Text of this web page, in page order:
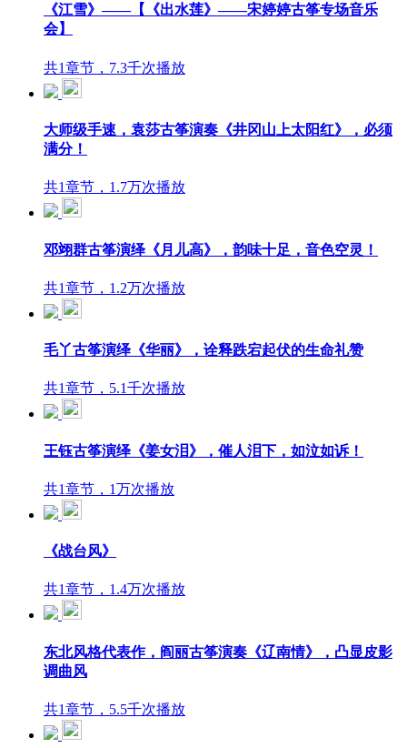
《江雪》——【《出水莲》——宋婷婷古筝专场音乐
会】
共1章节，7.3千次播放
大师级手速，袁莎古筝演奏《井冈山上太阳红》，必须
满分！
共1章节，1.7万次播放
邓翊群古筝演绎《月儿高》，韵味十足，音色空灵！
共1章节，1.2万次播放
毛丫古筝演绎《华丽》，诠释跌宕起伏的生命礼赞
共1章节，5.1千次播放
王钰古筝演绎《姜女泪》，催人泪下，如泣如诉！
共1章节，1万次播放
《战台风》
共1章节，1.4万次播放
东北风格代表作，阎丽古筝演奏《辽南情》，凸显皮影
调曲风
共1章节，5.5千次播放